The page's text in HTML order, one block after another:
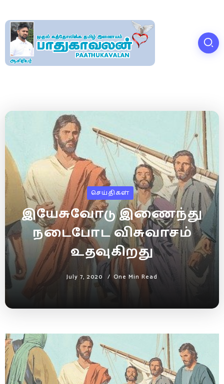
செய்திகள்
இயேசுவோடு இணைந்து
நடைபோட விசுவாசம்
உதவுகிறது
July 7, 2020 One Min Read